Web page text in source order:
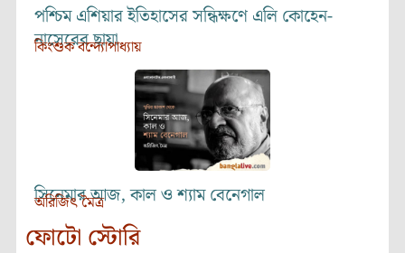
পশ্চিম এশিয়ার ইতিহাসের সন্ধিক্ষণে এলি কোহেন-
নাসেরের ছায়া
কিংশুক বন্দ্যোপাধ্যায়
সিনেমার আজ, কাল ও শ্যাম বেনেগাল
অরিজিৎ মৈত্র
ফোটো স্টোরি